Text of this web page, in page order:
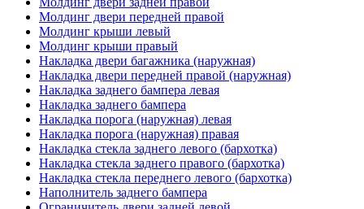
Молдинг двери передней правой
Молдинг крыши левый
Молдинг крыши правый
Накладка двери багажника (наружная)
Накладка двери передней правой (наружная)
Накладка заднего бампера левая
Накладка заднего бампера
Накладка порога (наружная) левая
Накладка порога (наружная) правая
Накладка стекла заднего левого (бархотка)
Накладка стекла заднего правого (бархотка)
Накладка стекла переднего левого (бархотка)
Наполнитель заднего бампера